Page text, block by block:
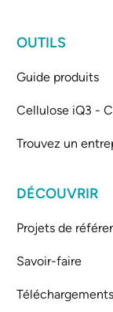
OUTILS
Guide produits
Cellulose iQ3 -
Trouvez un
DÉCOUVRIR
Projets de
Savoir-faire
Téléchargements